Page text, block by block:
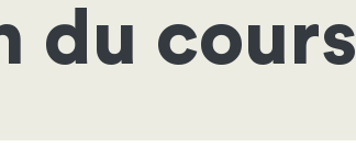
du cours